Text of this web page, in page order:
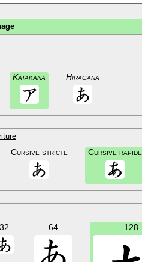
Katakana Hiragana
Cursive stricte Cursive rapide
32 64 128